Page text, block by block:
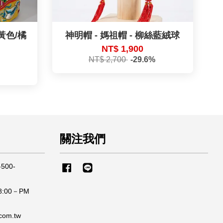
色/橘
神明帽 - 媽祖帽 - 柳絲藍絨球
NT$ 1,900
NT$ 2,700 -29.6%
－PM
關注我們
Facebook